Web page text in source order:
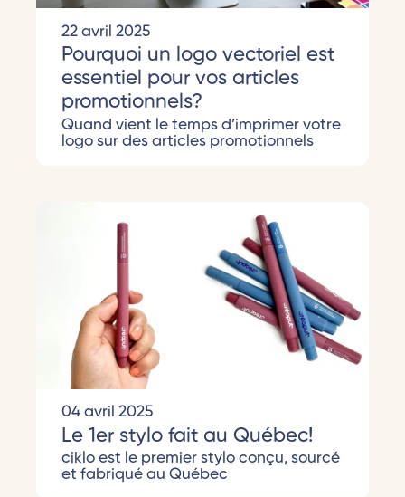
22 avril 2025
Pourquoi un logo vectoriel est
essentiel pour vos articles
promotionnels?
Quand vient le temps d’imprimer votre
logo sur des articles promotionnels
04 avril 2025
Le 1er stylo fait au Québec!
ciklo est le premier stylo conçu, sourcé
et fabriqué au Québec